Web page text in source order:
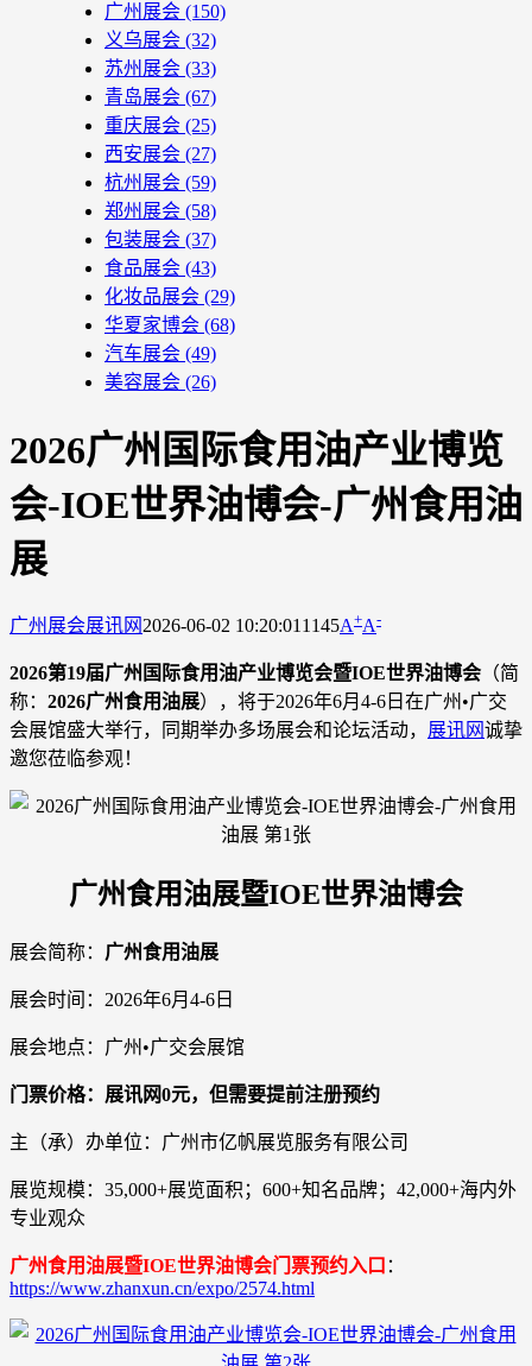
广州展会 (150)
义乌展会 (32)
苏州展会 (33)
青岛展会 (67)
重庆展会 (25)
西安展会 (27)
杭州展会 (59)
郑州展会 (58)
包装展会 (37)
食品展会 (43)
化妆品展会 (29)
华夏家博会 (68)
汽车展会 (49)
美容展会 (26)
2026广州国际食用油产业博览
会-IOE世界油博会-广州食用油
展
广州展会展讯网 2026-06-02 10:20:01 1145A+A-
2026第19届广州国际食用油产业博览会暨IOE世界油博会 （简
称： 2026广州食用油展），将于2026年6月4-6日在广州•广交
会展馆盛大举行，同期举办多场展会和论坛活动， 展讯网诚挚
邀您莅临参观！
广州食用油展暨IOE世界油博会
展会简称： 广州食用油展
展会时间：2026年6月4-6日
展会地点：广州•广交会展馆
门票价格：展讯网0元，但需要提前注册预约
主（承）办单位：广州市亿帆展览服务有限公司
展览规模：35,000+展览面积；600+知名品牌；42,000+海内外
专业观众
广州食用油展暨IOE世界油博会门票预约入口 ：
https://www.zhanxun.cn/expo/2574.html